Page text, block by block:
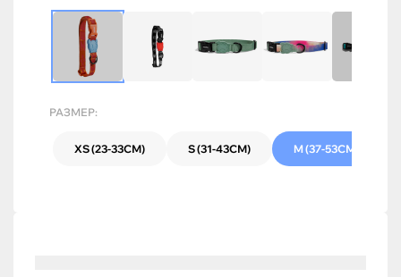
РАЗМЕР:
XS (23-33СМ) S (31-43СМ) M (37-53СМ)